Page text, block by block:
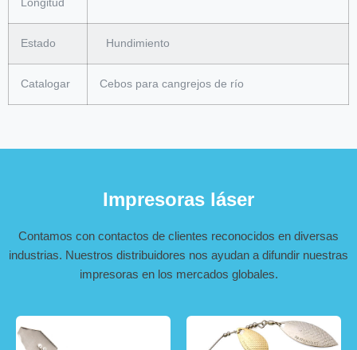
Longitud
Estado Hundimiento
Catalogar Cebos para cangrejos de río
Impresoras láser
Contamos con contactos de clientes reconocidos en diversas
industrias. Nuestros distribuidores nos ayudan a difundir nuestras
impresoras en los mercados globales.